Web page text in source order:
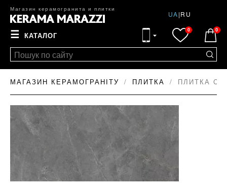
Магазин керамогранита и плитки
UA|RU
☰ КАТАЛОГ
0 0
МАГАЗИН КЕРАМОГРАНІТУ ПЛИТКА ПЛИТКА